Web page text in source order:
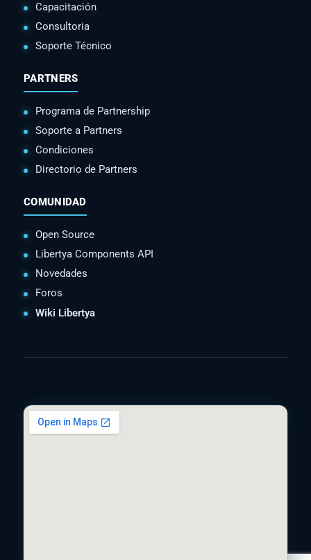
Capacitación
Consultoria
Soporte Técnico
PARTNERS
Programa de Partnership
Soporte a Partners
Condiciones
Directorio de Partners
COMUNIDAD
Open Source
Libertya Components API
Novedades
Foros
Wiki Libertya